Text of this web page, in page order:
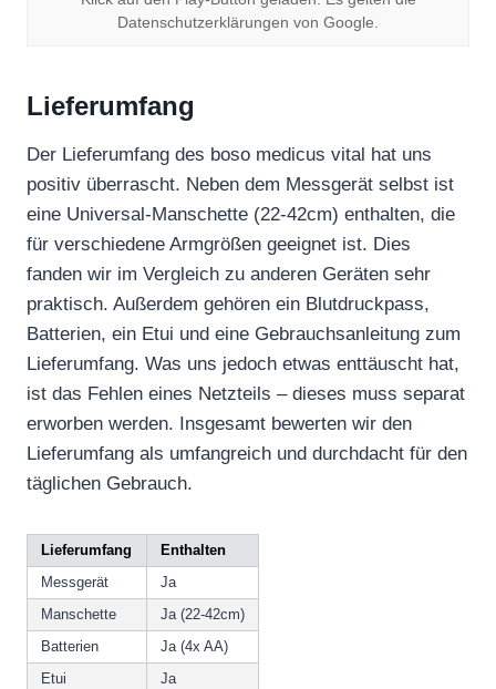
Datenschutzerklärungen von Google.
Lieferumfang
Der Lieferumfang des boso medicus vital hat uns
positiv überrascht. Neben dem Messgerät selbst ist
eine Universal-Manschette (22-42cm) enthalten, die
für verschiedene Armgrößen geeignet ist. Dies
fanden wir im Vergleich zu anderen Geräten sehr
praktisch. Außerdem gehören ein Blutdruckpass,
Batterien, ein Etui und eine Gebrauchsanleitung zum
Lieferumfang. Was uns jedoch etwas enttäuscht hat,
ist das Fehlen eines Netzteils – dieses muss separat
erworben werden. Insgesamt bewerten wir den
Lieferumfang als umfangreich und durchdacht für den
täglichen Gebrauch.
Lieferumfang
Enthalten
Messgerät
Ja
Manschette
Ja (22-42cm)
Batterien
Ja (4x AA)
Etui
Ja